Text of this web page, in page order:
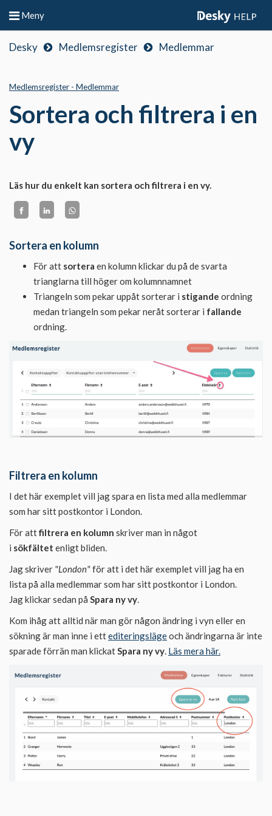
Meny
Desky Medlemsregister Medlemmar
Medlemsregister - Medlemmar
Sortera och filtrera i en
vy
Läs hur du enkelt kan sortera och filtrera i en vy.
Sortera en kolumn
För att sortera en kolumn klickar du på de svarta
trianglarna till höger om kolumnnamnet
Triangeln som pekar uppåt sorterar i stigande ordning
medan triangeln som pekar neråt sorterar i fallande
ordning.
Filtrera en kolumn
I det här exemplet vill jag spara en lista med alla medlemmar
som har sitt postkontor i London.
För attfiltrera en kolumn skriver man in något
i sökfältet enligt bliden.
Jag skriver "London"för att i det här exemplet vill jag ha en
lista på alla medlemmar som har sitt postkontor i London.
Jag klickar sedan på Spara ny vy
Kom ihåg att alltid när man gör någon ändring i vyn eller en
sökning är man inne i ettediteringslägeoch ändringarna är inte
sparade förrän man klickat Spara ny vy Läs mera här.